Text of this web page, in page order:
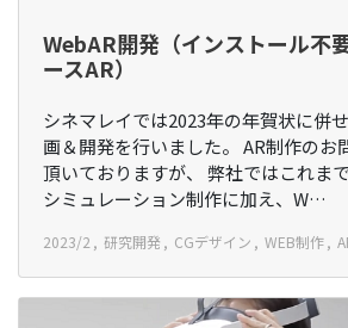
WebAR開発（インストール不
ースAR）
シネマレイでは2023年の年賀状に併
画＆開発を行いました。 AR制作のお
頂いておりますが、 弊社ではこれま
シミュレーション制作に加え、W…
2023/2 研究開発 CGデザイン WEB制作